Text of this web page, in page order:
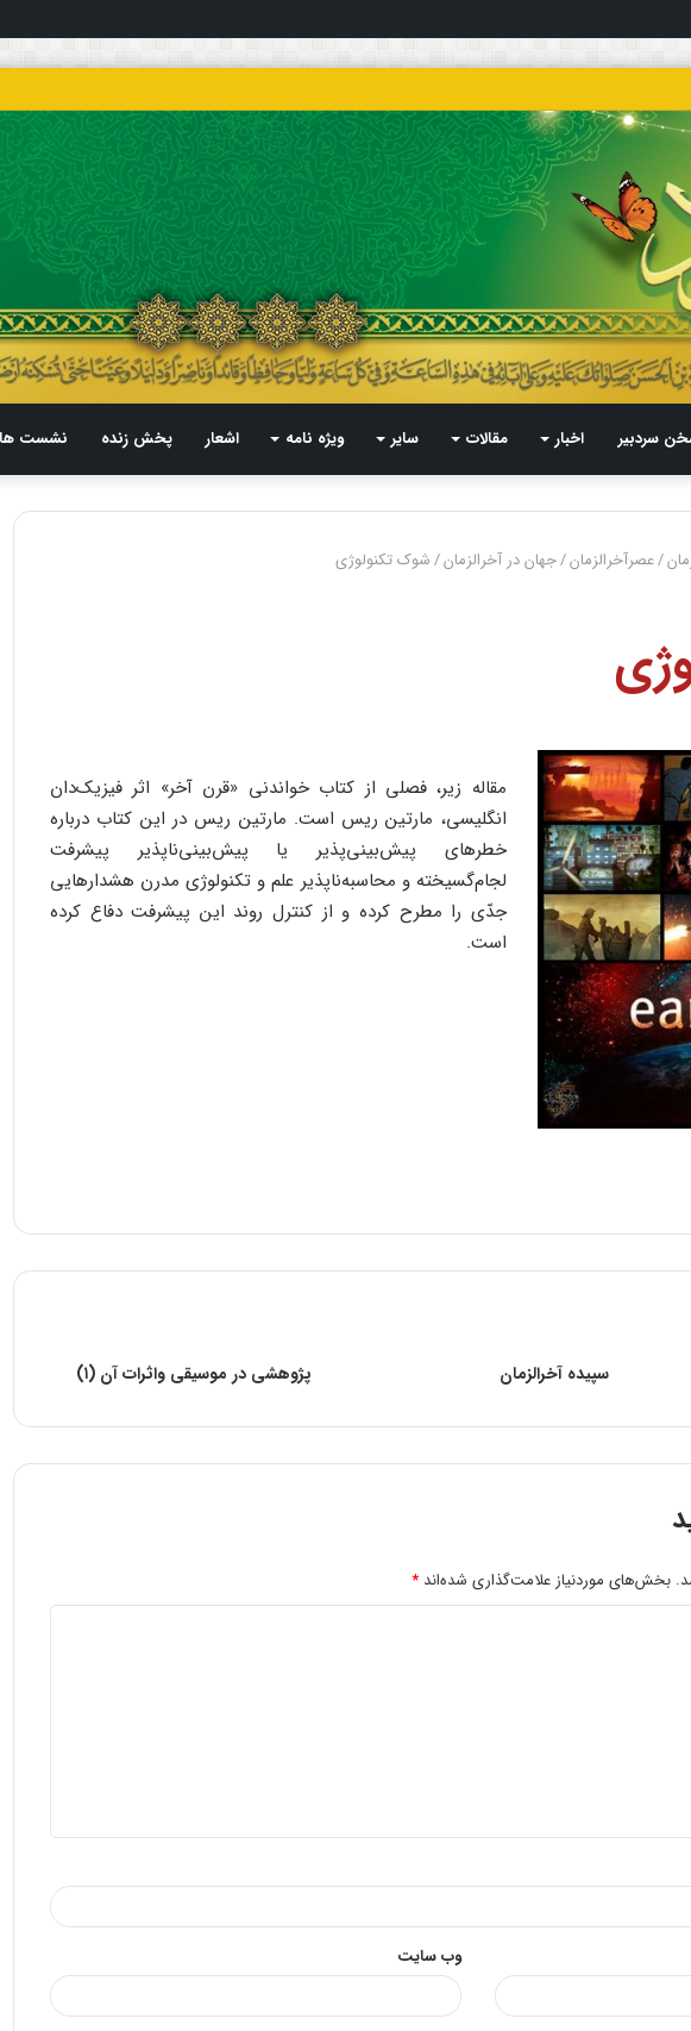
سردبیر اخبار مقالات سایر ویژه نامه اشعار پخش زنده نشست
/عصرآخرالزمان/جهان در آخرالزمان/شوک تکنولوژی
مقاله زیر، فصلی از کتاب خواندنی «قرن آخر» اثر فیزیک‌دان
انگلیسی، مارتین ریس است. مارتین ریس در این کتاب درباره
خطرهای پیش‌بینی‌پذیر یا پیش‌بینی‌ناپذیر پیشرفت
لجام‌گسیخته و محاسبه‌ناپذیر علم و تکنولوژی مدرن هشدارهایی
جدّی را مطرح کرده و از کنترل روند این پیشرفت دفاع کرده
است.
سپیده آخرالزمان پژوهشی در موسیقی واثرات آن (۱)
بخش‌های موردنیاز علامت‌گذاری شده‌اند *
وب‌ سایت